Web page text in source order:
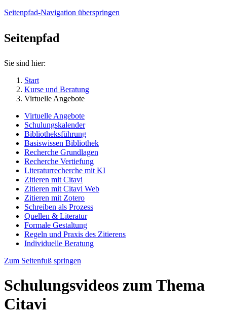
Seitenpfad-Navigation überspringen
Seitenpfad
Sie sind hier:
Start
Kurse und Beratung
Virtuelle Angebote
Virtuelle Angebote
Schulungskalender
Bibliotheksführung
Basiswissen Bibliothek
Recherche Grundlagen
Recherche Vertiefung
Literaturrecherche mit KI
Zitieren mit Citavi
Zitieren mit Citavi Web
Zitieren mit Zotero
Schreiben als Prozess
Quellen & Literatur
Formale Gestaltung
Regeln und Praxis des Zitierens
Individuelle Beratung
Zum Seitenfuß springen
Schulungsvideos zum Thema
Citavi